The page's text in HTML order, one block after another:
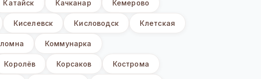
Катайск Качканар Кемерово
Киселевск Кисловодск Клетская
Коммунарка
Королёв Корсаков Кострома